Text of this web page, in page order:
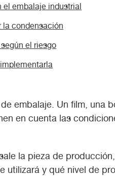
embalaje industrial
la condensación
el riesgo
embalaje. Un film, una
en cuenta las
la pieza de
y qué nivel de